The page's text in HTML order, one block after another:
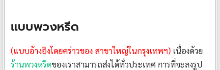
แบบพวงหรีด
(แบบอ้างอิงโดยคร่าวของ สาขาใหญ่ในกรุงเทพฯ) เนื่องด้วย
ร้านพวงหรีดของเราสามารถส่งได้ทั่วประเทศ การที่จะลงรูป